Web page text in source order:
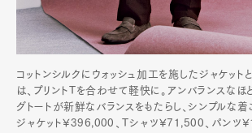
コットンシルクにウォッシュ加工を施したジャケット
は、プリントTを合わせて軽快に。アンバランスなほ
グトートが新鮮なバランスをもたらし、シンプルな着
ジャケット¥396,000、Tシャツ¥71,500、パンツ